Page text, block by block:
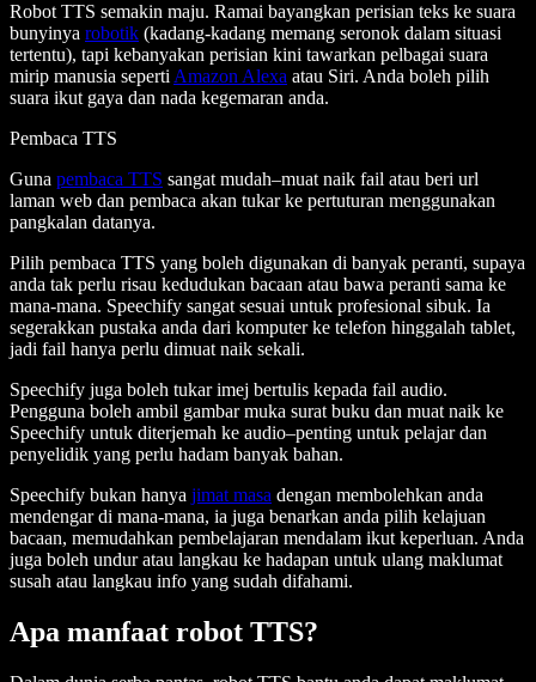
Robot TTS semakin maju. Ramai bayangkan perisian teks ke suara
bunyinya robotik (kadang-kadang memang seronok dalam situasi
tertentu), tapi kebanyakan perisian kini tawarkan pelbagai suara
mirip manusia sepertiAmazon Alexa atau Siri. Anda boleh pilih
suara ikut gaya dan nada kegemaran anda.
Pembaca TTS
Guna pembaca TTS sangat mudah–muat naik fail atau beri url
laman web dan pembaca akan tukar ke pertuturan menggunakan
pangkalan datanya.
Pilih pembaca TTS yang boleh digunakan di banyak peranti, supaya
anda tak perlu risau kedudukan bacaan atau bawa peranti sama ke
mana-mana. Speechify sangat sesuai untuk profesional sibuk. Ia
segerakkan pustaka anda dari komputer ke telefon hinggalah tablet,
jadi fail hanya perlu dimuat naik sekali.
Speechify juga boleh tukar imej bertulis kepada fail audio.
Pengguna boleh ambil gambar muka surat buku dan muat naik ke
Speechify untuk diterjemah ke audio–penting untuk pelajar dan
penyelidik yang perlu hadam banyak bahan.
Speechify bukan hanya jimat masa dengan membolehkan anda
mendengar di mana-mana, ia juga benarkan anda pilih kelajuan
bacaan, memudahkan pembelajaran mendalam ikut keperluan. Anda
juga boleh undur atau langkau ke hadapan untuk ulang maklumat
susah atau langkau info yang sudah difahami.
Apa manfaat robot TTS?